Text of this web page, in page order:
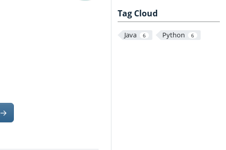
Tag Cloud
Java 6 Python 6
→